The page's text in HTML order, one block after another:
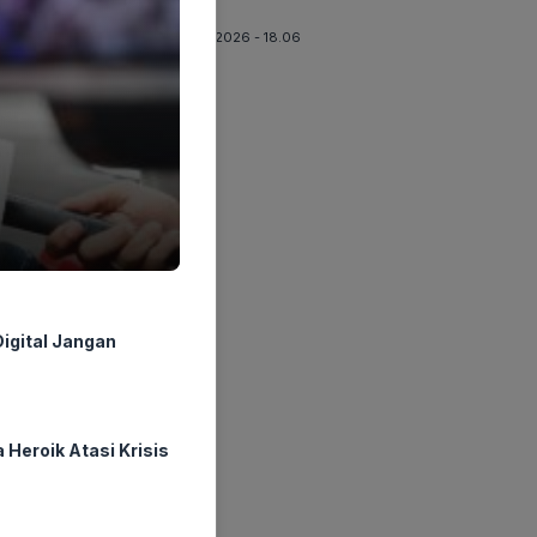
06-08-2026 - 18.06
Jangan
Heroik Atasi Krisis